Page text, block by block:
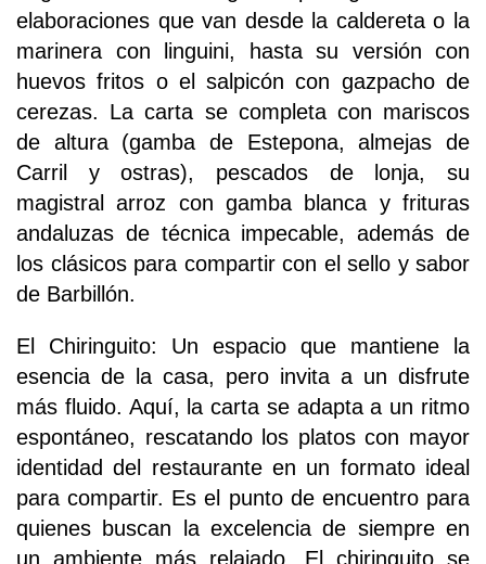
elaboraciones que van desde la caldereta o la
marinera con linguini, hasta su versión con
huevos fritos o el salpicón con gazpacho de
cerezas. La carta se completa con mariscos
de altura (gamba de Estepona, almejas de
Carril y ostras), pescados de lonja, su
magistral arroz con gamba blanca y frituras
andaluzas de técnica impecable, además de
los clásicos para compartir con el sello y sabor
de Barbillón.
El Chiringuito: Un espacio que mantiene la
esencia de la casa, pero invita a un disfrute
más fluido. Aquí, la carta se adapta a un ritmo
espontáneo, rescatando los platos con mayor
identidad del restaurante en un formato ideal
para compartir. Es el punto de encuentro para
quienes buscan la excelencia de siempre en
un ambiente más relajado. El chiringuito se